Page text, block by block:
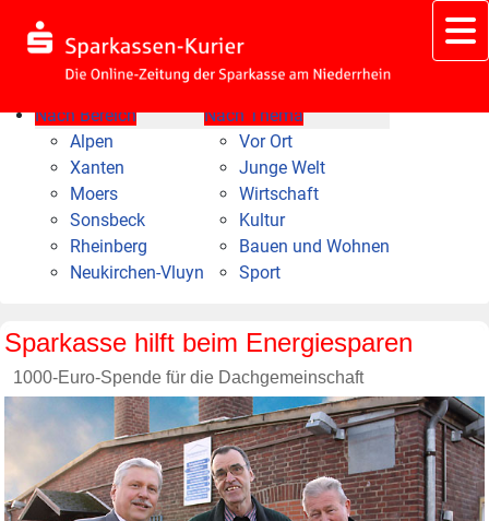
Nach Bereich
Alpen
Xanten
Moers
Sonsbeck
Rheinberg
Neukirchen-Vluyn
Nach Thema
Vor Ort
Junge Welt
Wirtschaft
Kultur
Bauen und Wohnen
Sport
Sparkasse hilft beim Energiesparen
1000-Euro-Spende für die Dachgemeinschaft